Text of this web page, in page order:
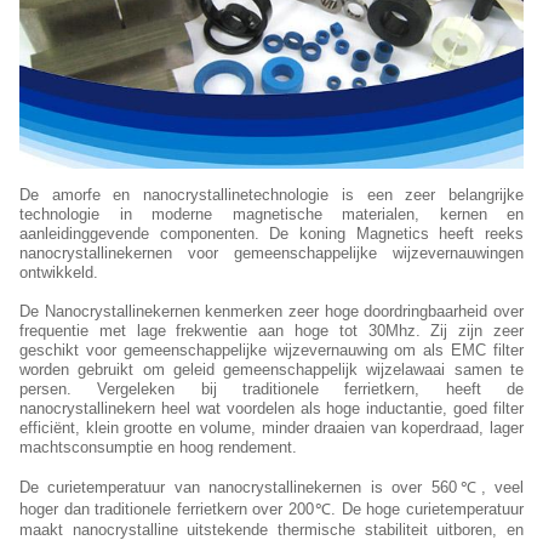
De amorfe en nanocrystallinetechnologie is een zeer belangrijke
technologie in moderne magnetische materialen, kernen en
aanleidinggevende componenten. De koning Magnetics heeft reeks
nanocrystallinekernen voor gemeenschappelijke wijzevernauwingen
ontwikkeld.
De Nanocrystallinekernen kenmerken zeer hoge doordringbaarheid over
frequentie met lage frekwentie aan hoge tot 30Mhz. Zij zijn zeer
geschikt voor gemeenschappelijke wijzevernauwing om als EMC filter
worden gebruikt om geleid gemeenschappelijk wijzelawaai samen te
persen. Vergeleken bij traditionele ferrietkern, heeft de
nanocrystallinekern heel wat voordelen als hoge inductantie, goed filter
efficiënt, klein grootte en volume, minder draaien van koperdraad, lager
machtsconsumptie en hoog rendement.
De curietemperatuur van nanocrystallinekernen is over 560℃, veel
hoger dan traditionele ferrietkern over 200℃. De hoge curietemperatuur
maakt nanocrystalline uitstekende thermische stabiliteit uitboren, en